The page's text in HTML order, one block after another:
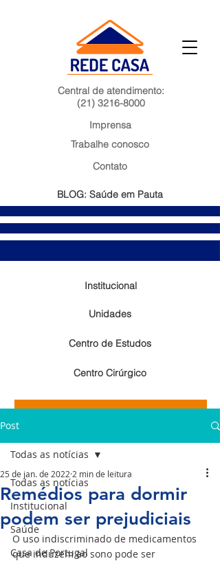
Central de atendimento:
(21) 3216-8000
Unidades
Centro Cirúrgico
Centro de Estudos
Institucional
Imprensa
Trabalhe conosco
Contato
BLOG: Saúde em Pauta
Resultados de exames laboratoriais
Post
Todas as notícias
Institucional
Saúde
Casa de Portugal
Todas as notícias
Remédios para dormir
podem ser prejudiciais
25 de jan. de 2022 2 min de leitura
O uso indiscriminado de medicamentos
que induzem ao sono pode ser